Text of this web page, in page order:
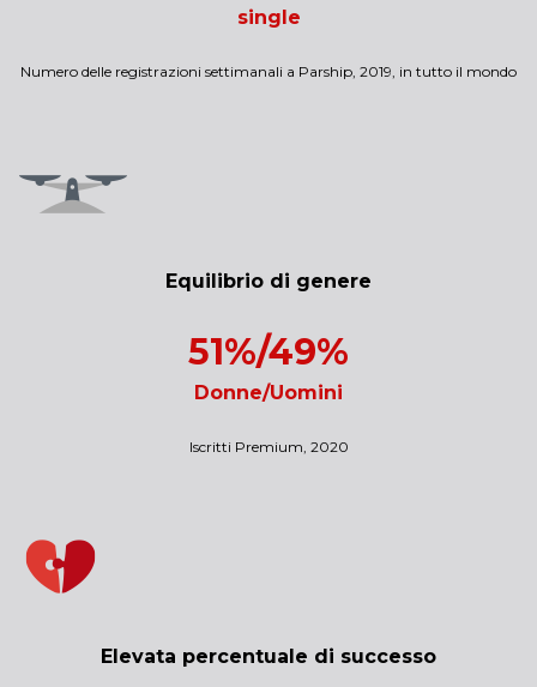
single
Numero delle registrazioni settimanali a Parship, 2019, in tutto il mondo
Equilibrio di genere
51%/49%
Donne/Uomini
Iscritti Premium, 2020
Elevata percentuale di successo